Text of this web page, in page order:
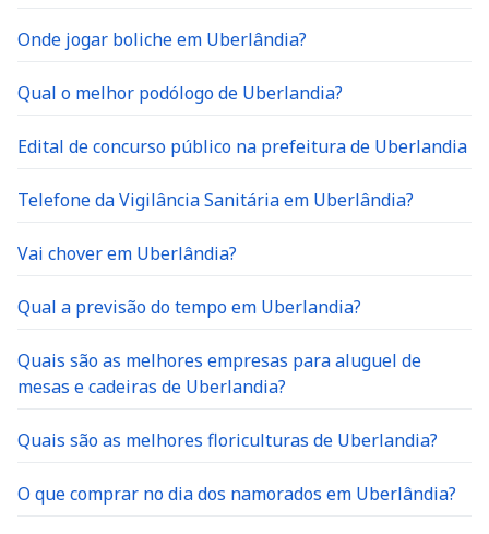
Onde jogar boliche em Uberlândia?
Qual o melhor podólogo de Uberlandia?
Edital de concurso público na prefeitura de Uberlandia
Telefone da Vigilância Sanitária em Uberlândia?
Vai chover em Uberlândia?
Qual a previsão do tempo em Uberlandia?
Quais são as melhores empresas para aluguel de
mesas e cadeiras de Uberlandia?
Quais são as melhores floriculturas de Uberlandia?
O que comprar no dia dos namorados em Uberlândia?